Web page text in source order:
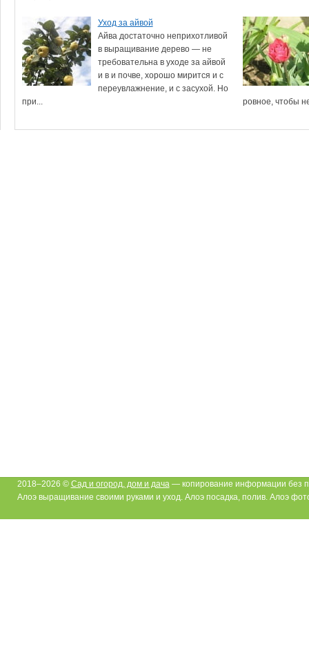
Уход за айвой
Айва достаточно неприхотливой
в выращивание дерево — не
требовательна в уходе за айвой
и в и почве, хорошо мирится и с
переувлажнение, и с засухой. Но
при...
ровное, чтобы
2018–2026 © Сад и огород, дом и дача— копирование информации без
Алоэ выращивание своими руками и уход. Алоэ посадка, полив. Алоэ